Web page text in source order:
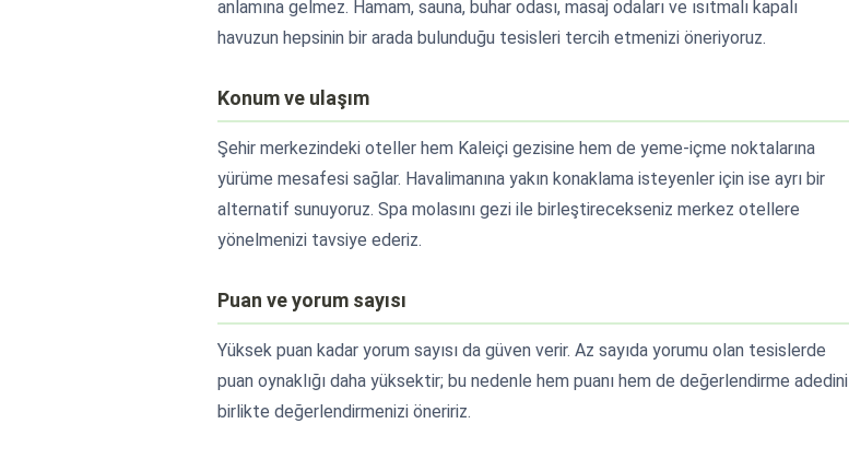
anlamına gelmez. Hamam, sauna, buhar odası, masaj odaları ve ısıtmalı kapalı
havuzun hepsinin bir arada bulunduğu tesisleri tercih etmenizi öneriyoruz.
Konum ve ulaşım
Şehir merkezindeki oteller hem Kaleiçi gezisine hem de yeme-içme noktalarına
yürüme mesafesi sağlar. Havalimanına yakın konaklama isteyenler için ise ayrı bir
alternatif sunuyoruz. Spa molasını gezi ile birleştirecekseniz merkez otellere
yönelmenizi tavsiye ederiz.
Puan ve yorum sayısı
Yüksek puan kadar yorum sayısı da güven verir. Az sayıda yorumu olan tesislerde
puan oynaklığı daha yüksektir; bu nedenle hem puanı hem de değerlendirme adedini
birlikte değerlendirmenizi öneririz.